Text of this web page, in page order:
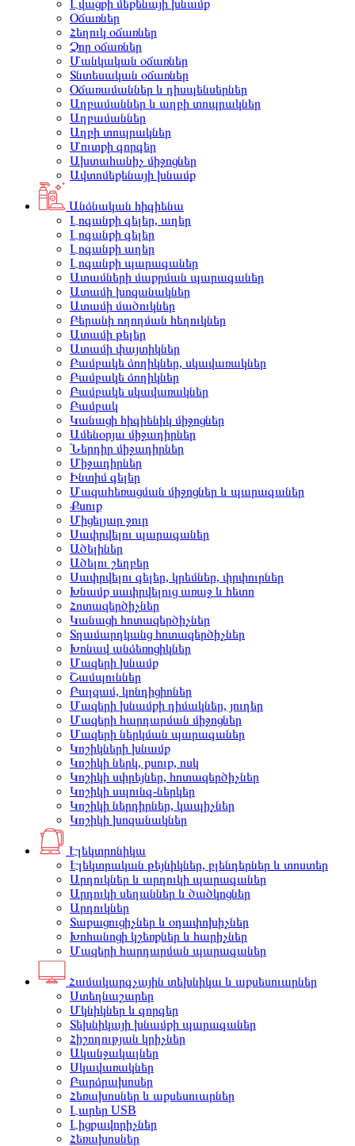
Լվացքի մեքենայի խնամք
Օճառներ
Հեղուկ օճառներ
Չոր օճառներ
Մանկական օճառներ
Տնտեսական օճառներ
Օճառամաններ և դիսպենսերներ
Աղբամաններ և աղբի տոպրակներ
Աղբամաններ
Աղբի տոպրակներ
Մուտքի գորգեր
Ախտահանիչ միջոցներ
Ավտոմեքենայի խնամք
Անձնական հիգիենա
Լոգանքի գելեր, աղեր
Լոգանքի գելեր
Լոգանքի աղեր
Լոգանքի պարագաներ
Ատամների մաքրման պարագաներ
Ատամի խոզանակներ
Ատամի մածուկներ
Բերանի ողողման հեղուկներ
Ատամի թելեր
Ատամի փայտիկներ
Բամբակե ձողիկներ, սկավառակներ
Բամբակե ձողիկներ
Բամբակե սկավառակներ
Բամբակ
Կանացի հիգիենիկ միջոցներ
Ամենօրյա միջադիրներ
Ներդիր միջադիրներ
Միջադիրներ
Ինտիմ գելեր
Մազահեռացման միջոցներ և պարագաներ
Քսուք
Միցելյար ջուր
Սափրվելու պարագաներ
Ածելիներ
Ածելու շեղբեր
Սափրվելու գելեր, կրեմներ, փրփուրներ
Խնամք սափրվելուց առաջ և հետո
Հոտազերծիչներ
Կանացի հոտազերծիչներ
Տղամարդկանց հոտազերծիչներ
Խոնավ անձեռոցիկներ
Մազերի խնամք
Շամպուններ
Բալզամ, կոնդիցիոներ
Մազերի խնամքի դիմակներ, յուղեր
Մազերի հարդարման միջոցներ
Մազերի ներկման պարագաներ
Կոշիկների խնամք
Կոշիկի ներկ, քսուք, ոսկ
Կոշիկի սփրեյներ, հոտազերծիչներ
Կոշիկի սպունգ-ներկեր
Կոշիկի ներդիրներ, կապիչներ
Կոշիկի խոզանակներ
Էլեկտրոնիկա
Էլեկտրական թեյնիկներ, բլենդերներ և տոստեր
Արդուկներ և արդուկի պարագաներ
Արդուկի սեղաններ և ծածկոցներ
Արդուկներ
Տաքացուցիչներ և օդափոխիչներ
Խոհանոցի կշեռքներ և հարիչներ
Մազերի հարդարման պարագաներ
Համակարգչային տեխնիկա և աքսեսուարներ
Ստեղնաշարեր
Մկնիկներ և գորգեր
Տեխնիկայի խնամքի պարագաներ
Հիշողության կրիչներ
Ականջակալներ
Սկավառակներ
Բարձրախոսեր
Հեռախոսներ և աքսեսուարներ
Լարեր USB
Լիցքավորիչներ
Հեռախոսներ